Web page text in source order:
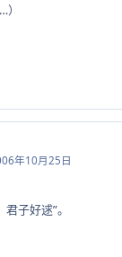
年10月25日
子好逑”。